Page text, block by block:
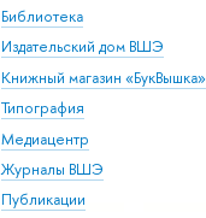
Библиотека
Издательский дом ВШЭ
Книжный магазин «БукВышка»
Типография
Медиацентр
Журналы ВШЭ
Публикации